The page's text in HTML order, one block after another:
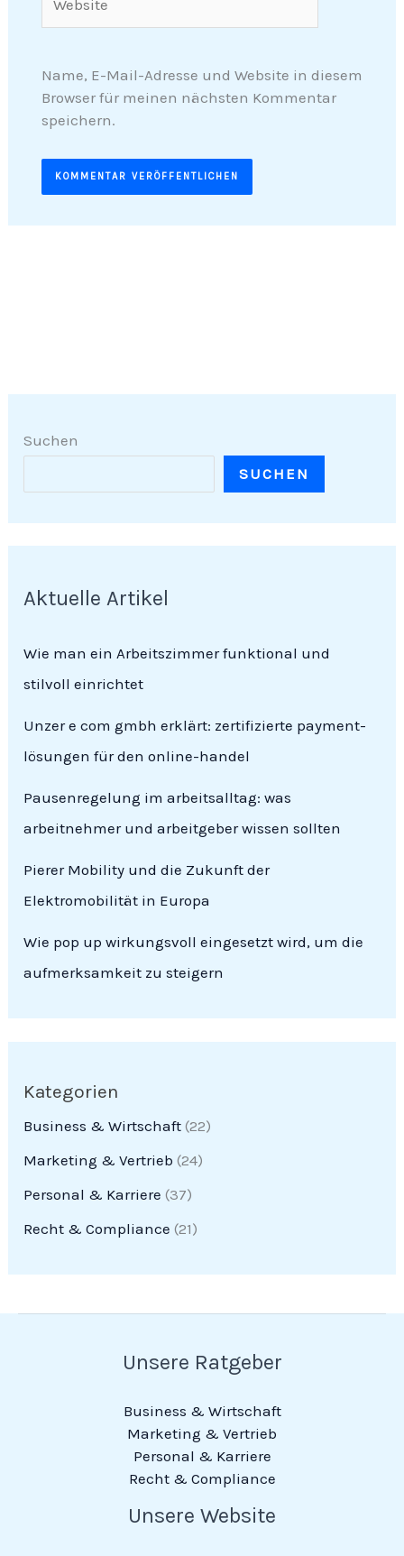
Name, E-Mail-Adresse und Website in diesem
Browser für meinen nächsten Kommentar
speichern.
Suchen
SUCHEN
Aktuelle Artikel
Wie man ein Arbeitszimmer funktional und
stilvoll einrichtet
Unzer e com gmbh erklärt: zertifizierte payment-
lösungen für den online-handel
Pausenregelung im arbeitsalltag: was
arbeitnehmer und arbeitgeber wissen sollten
Pierer Mobility und die Zukunft der
Elektromobilität in Europa
Wie pop up wirkungsvoll eingesetzt wird, um die
aufmerksamkeit zu steigern
Kategorien
Business & Wirtschaft (22)
Marketing & Vertrieb (24)
Personal & Karriere (37)
Recht & Compliance (21)
Unsere Ratgeber
Business & Wirtschaft
Marketing & Vertrieb
Personal & Karriere
Recht & Compliance
Unsere Website